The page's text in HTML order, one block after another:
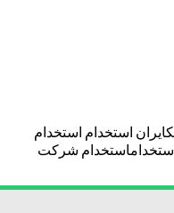
استخدام استخدام
شرکت